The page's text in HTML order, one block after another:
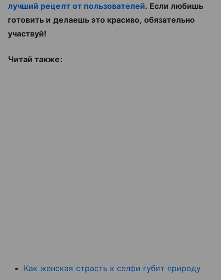
лучший рецепт от пользователей. Если любишь
готовить и делаешь это красиво, обязательно
участвуй!
Читай также:
Как женская страсть к селфи губит природу